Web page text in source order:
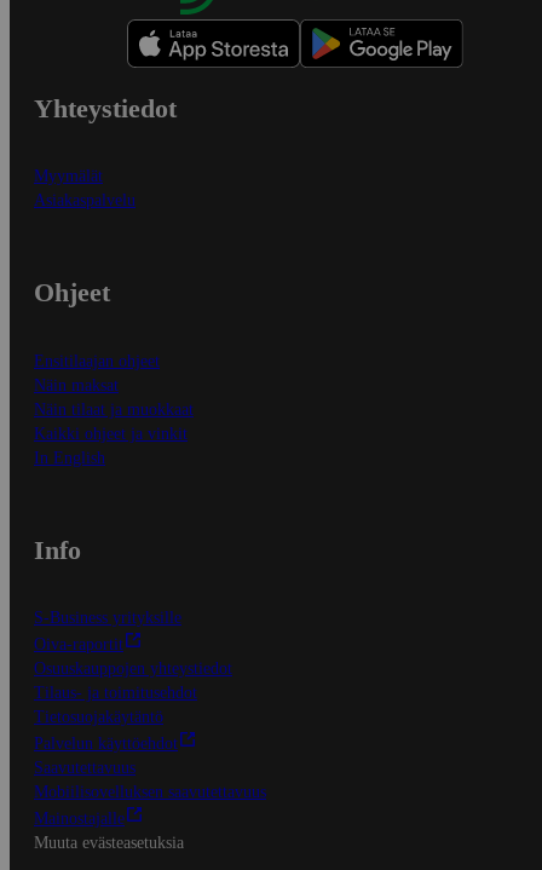
Yhteystiedot
Myymälät
Asiakaspalvelu
Ohjeet
Ensitilaajan ohjeet
Näin maksat
Näin tilaat ja muokkaat
Kaikki ohjeet ja vinkit
In English
Info
S-Business yrityksille
Oiva-raportit
Osuuskauppojen yhteystiedot
Tilaus- ja toimitusehdot
Tietosuojakäytäntö
Palvelun käyttöehdot
Saavutettavuus
Mobiilisovelluksen saavutettavuus
Mainostajalle
Muuta evästeasetuksia